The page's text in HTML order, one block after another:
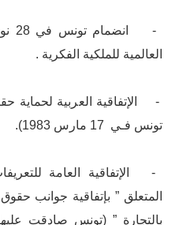
العالمية للملكية الفكرية .
- الإتفاقية العربية لحماية
تونس فـي 17 مارس 1983).
المتعلق ” بإتفاقية جوانب